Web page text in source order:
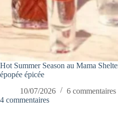
Hot Summer Season au Mama
épopée épicée
10/07/2026
6 commentaires
4 commentaires